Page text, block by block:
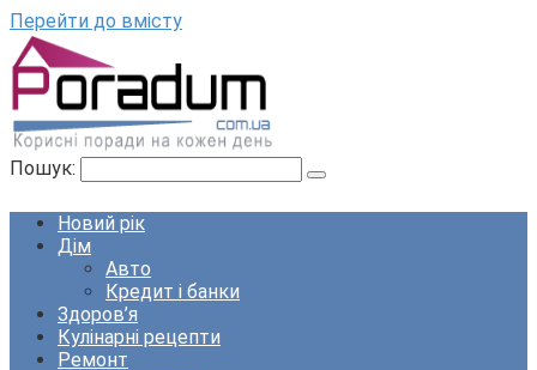
Перейти до вмісту
Пошук:
Новий рік
Дім
Авто
Кредит і банки
Здоров’я
Кулінарні рецепти
Ремонт